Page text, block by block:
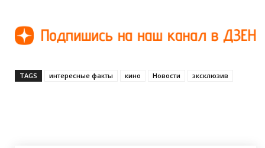
TAGS интересные факты кино Новости эксклюзив